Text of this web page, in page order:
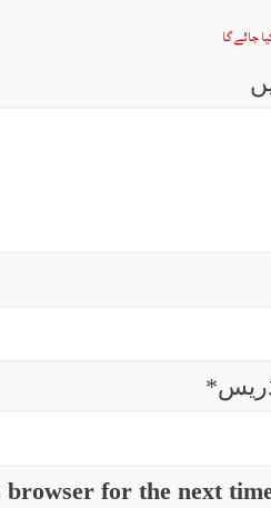
جائے گا
*
for the next